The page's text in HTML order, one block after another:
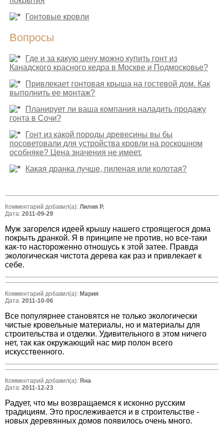
Гонтовые кровли
Вопросы
Где и за какую цену можно купить гонт из
Канадского красного кедра в Москве и Подмосковье?
Привлекает гонтовая крыша на гостевой дом. Как
выполнить ее монтаж?
Планирует ли ваша компания наладить продажу
гонта в Сочи?
Гонт из какой породы древесины вы бы
посоветовали для устройства кровли на роскошном
особняке? Цена значения не имеет.
Какая дранка лучше, пиленая или колотая?
Комментарий добавил(а): Лилия Р.
Дата: 2011-09-29
Муж загорелся идеей крышу нашего строящегося дома
покрыть дранкой. Я в принципе не против, но все-таки
как-то настороженно отношусь к этой затее. Правда
экологическая чистота дерева как раз и привлекает к
себе.
Комментарий добавил(а): Мария
Дата: 2011-10-06
Все популярнее становятся не только экологически
чистые кровельные материалы, но и материалы для
строительства и отделки. Удивительного в этом ничего
нет, так как окружающий нас мир полон всего
искусственного.
Комментарий добавил(а): Яна
Дата: 2011-12-23
Радует, что мы возвращаемся к исконно русским
традициям. Это прослеживается и в строительстве -
новых деревянных домов появилось очень много.